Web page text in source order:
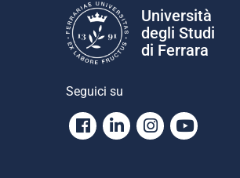
Università
degli Studi
di Ferrara
Seguici su
Facebook
LinkedinInstagram